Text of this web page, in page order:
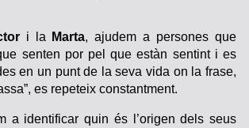
i la Marta, ajudem a persones que
senten por pel que estàn sentint i es
en un punt de la seva vida on la frase,
es repeteix constantment.
a identificar quin és l’origen dels seus